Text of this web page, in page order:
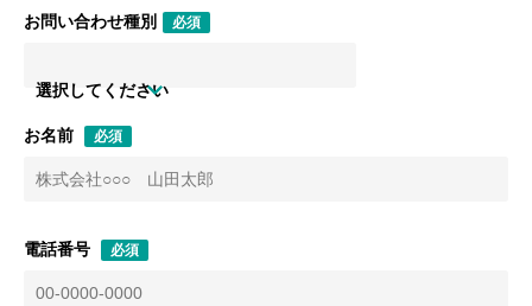
お問い合わせ種別 必須
選択してください
お名前 必須
電話番号 必須